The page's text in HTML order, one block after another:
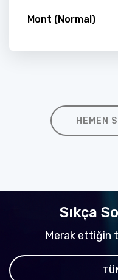
Mont (Normal)
HEMEN
Sıkça
Merak ettiğin